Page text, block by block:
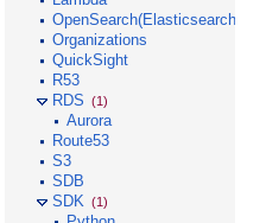
OpenSearch(Elasticsearch)
Organizations
QuickSight
R53
RDS (1)
Aurora
Route53
S3
SDB
SDK (1)